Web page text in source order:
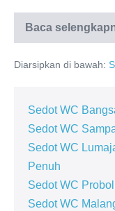
Baca
Sedot
WC
Diarsipkan di bawah:
Sedot WC
Sedot WC
Sedot WC
Penuh
Sedot WC
Sedot WC